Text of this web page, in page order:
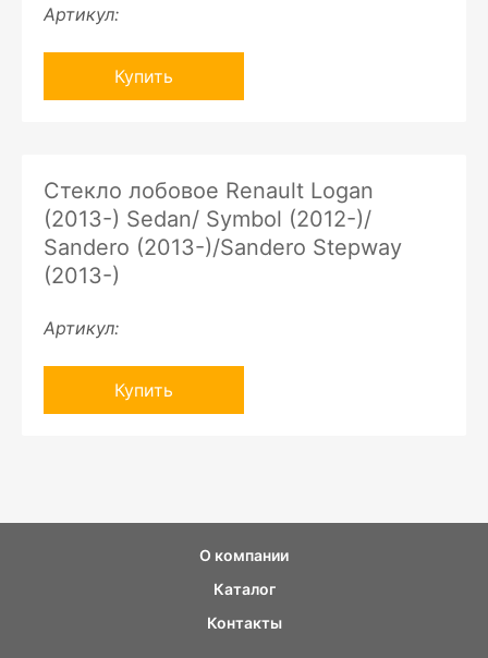
Артикул:
Купить
Стекло лобовое Renault Logan
(2013-) Sedan/ Symbol (2012-)/
Sandero (2013-)/Sandero Stepway
(2013-)
Артикул:
Купить
О компании
Каталог
Контакты